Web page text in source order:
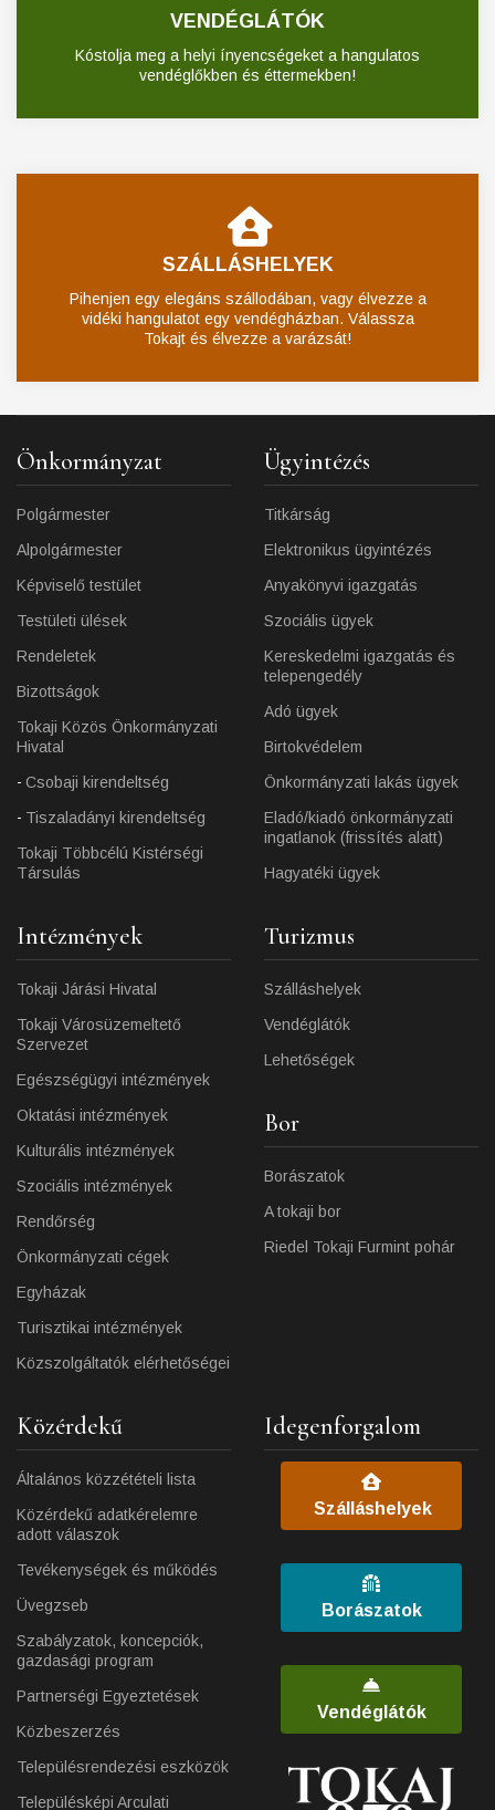
VENDÉGLÁTÓK
Kóstolja meg a helyi ínyencségeket a hangulatos
vendéglőkben és éttermekben!
SZÁLLÁSHELYEK
Pihenjen egy elegáns szállodában, vagy élvezze a
vidéki hangulatot egy vendégházban. Válassza
Tokajt és élvezze a varázsát!
Önkormányzat
Polgármester
Alpolgármester
Képviselő testület
Testületi ülések
Rendeletek
Bizottságok
Tokaji Közös Önkormányzati
Hivatal
Csobaji kirendeltség
Tiszaladányi kirendeltség
Tokaji Többcélú Kistérségi
Társulás
Ügyintézés
Titkárság
Elektronikus ügyintézés
Anyakönyvi igazgatás
Szociális ügyek
Kereskedelmi igazgatás és
telepengedély
Adó ügyek
Birtokvédelem
Önkormányzati lakás ügyek
Eladó/kiadó önkormányzati
ingatlanok (frissítés alatt)
Hagyatéki ügyek
Intézmények
Tokaji Járási Hivatal
Tokaji Városüzemeltető
Szervezet
Egészségügyi intézmények
Oktatási intézmények
Kulturális intézmények
Szociális intézmények
Rendőrség
Önkormányzati cégek
Egyházak
Turisztikai intézmények
Közszolgáltatók elérhetőségei
Turizmus
Szálláshelyek
Vendéglátók
Lehetőségek
Bor
Borászatok
A tokaji bor
Riedel Tokaji Furmint pohár
Közérdekű
Általános közzétételi lista
Közérdekű adatkérelemre
adott válaszok
Tevékenységek és működés
Üvegzseb
Szabályzatok, koncepciók,
gazdasági program
Partnerségi Egyeztetések
Közbeszerzés
Településrendezési eszközök
Településképi Arculati
Idegenforgalom
Szálláshelyek
Borászatok
Vendéglátók